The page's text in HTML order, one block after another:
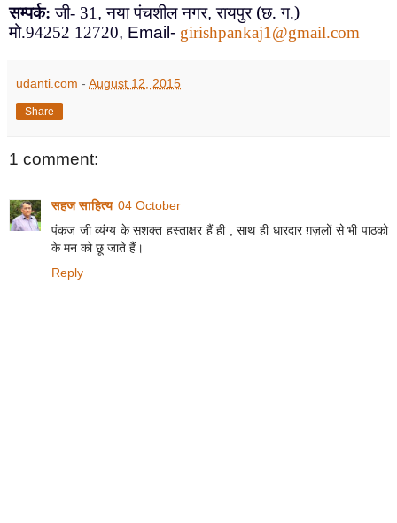
सम्पर्क:जी- 31,नया पंचशील नगर,रायपुर (छ. ग.)
मो.94252 12720, Email- girishpankaj1@gmail.com
udanti.com - August 12, 2015
Share
1 comment:
सहज साहित्य 04 October
पंकज जी व्यंग्य के सशक्त हस्ताक्षर हैं ही , साथ ही धारदार ग़ज़लों से भी पाठको
के मन को छू जाते हैं।
Reply